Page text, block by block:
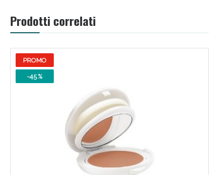
Prodotti correlati
PROMO
-45 %